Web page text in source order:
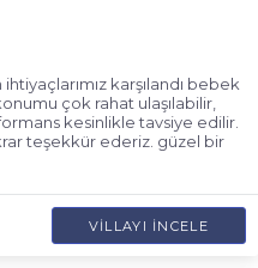
karşılandı bebek
çok rahat ulaşılabilir,
kesinlikle tavsiye edilir.
teşekkür ederiz. güzel bir
VILLAYI İNCELE